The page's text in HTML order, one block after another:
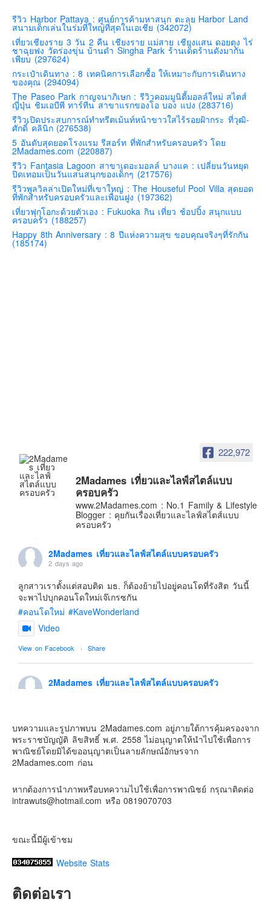
โครเอเชีย
สโลเวเนีย
มอนเตรเนโกร
บอสเนียและเฮอร์เซโกวีน่า
ญี่ปุ่น
คันโต-โตเกียวและรอบๆ
คันไซ-โอซาก้า เกียวโต
คิวชู – ฟุกุโอกะ ซางะ เปปปุ ยุฟุอิน นางาซากิ
ฟูจิ
ฮอกไกโด
เอเชีย
สิงคโปร์
จีน
ฟิลิปปินส์
ออสเตรเลีย
นิวซีแลนด์
บทความครอบครัว
Beauty Review
รีวิวสายการบิน
Products & Applications
Events & PR News
Contact & Support Us
รีวิว Harbor Pattaya : ศูนย์การค้ามหาสนุก ตะลุย Harbor Land
สนามเด็กเล่นในร่มที่ใหญ่ที่สุดในเอเชีย (342072)
เที่ยวเชียงราย 3 วัน 2 คืน เชียงราย แม่สาย เชียงแสน ดอยตุง ไร่
ชาฉุยฟง วัดร่องขุ่น บ้านดำ Singha Park ร้านเด็ดร้านดังมากัน
เพียบ (297624)
กระเป๋าเดินทาง : 8 เทคนิคการเลือกซื้อ ให้เหมาะกับการเดินทาง
ของคุณ (294094)
The Paseo Park กาญจนาภิเษก : รีวิวคอมมูนิตี้มอลล์ใหม่ สไตส์
ญี่ปุ่น ชิมเอบีพี ทาร์ทีน สาขาแรกของโอ บอง แปง (283716)
รีวิวเปิดประสบการณ์ทำทรีตเม้นท์หน้าขาวใสไร้รอยฝ้ากระ ที่วุฒิ-
ศักดิ์ คลินิก (276538)
5 อันดับสุดยอดโรงแรม รีสอร์ท ที่พักสำหรับครอบครัว โดย
2Madames.com (220887)
รีวิว Fantasia Lagoon สาขาเดอะมอลล์ บางแค : เปลี่ยนวันหยุด
ปิดเทอมเป็นวันแสนสนุกของเด็กๆ (217576)
รีวิวพูลวิลล่าเปิดใหม่ที่เขาใหญ่ : The Houseful Pool Villa สุดยอด
ที่พักสำหรับครอบครัวและเพื่อนฝูง (197362)
เที่ยวฟุกุโอกะด้วยตัวเอง : Fukuoka กิน เที่ยว ช้อปปิ้ง สนุกแบบ
ครอบครัว (188257)
Happy 8th Anniversary : 8 ปีแห่งความสุข ขอบคุณจริงๆที่รักกัน
(185174)
222,972
2Madames เที่ยวและไลฟ์สไตล์แบบ
ครอบครัว
www.2Madames.com : No.1 Family & Lifestyle
Blogger : คุยกันเรื่องเที่ยวและไลฟ์สไตส์แบบ
ครอบครัว
2Madames เที่ยวและไลฟ์สไตล์แบบครอบครัว
2 days ago
ลูกสาวเราตั้งแต่สอบติด มธ. ก็ต้องย้ายไปอยู่คอนโดที่รังสิต วันนี้
จะพาไปบุกคอนโดใหม่เจ๊เกรซกัน
#คอนโดใหม่ #KaveWonderland
Video
View on Facebook · Share
2Madames เที่ยวและไลฟ์สไตล์แบบครอบครัว
ปล. ขอบคุณเสื้อทีมน่ารักๆจากBabyLovett เสื้อผ้าเด็ก
#รักใครให้พาไปดิสนีย์แลนด์ #hongkongdisneyland
#discoverhongkong #hongkongsummerfu
Photo
View on Facebook
บทความและรูปภาพบน 2Madames.com อยู่ภายใต้การคุ้มครองจาก
พระราชบัญญัติ ลิขสิทธิ์ พ.ศ. 2558 ไม่อนุญาตให้นำไปใช้เพื่อการ
พาณิชย์โดยมิได้ขออนุญาตเป็นลายลักษณ์อักษรจาก
2Madames.com ก่อน
หากต้องการนำภาพหรือบทความไปใช้เพื่อการพาณิชย์ กรุณาติดต่อ
intrawuts@hotmail.com หรือ 0819070703
ขณะนี้มีผู้เข้าชม
Website Stats
ติดต่อเรา